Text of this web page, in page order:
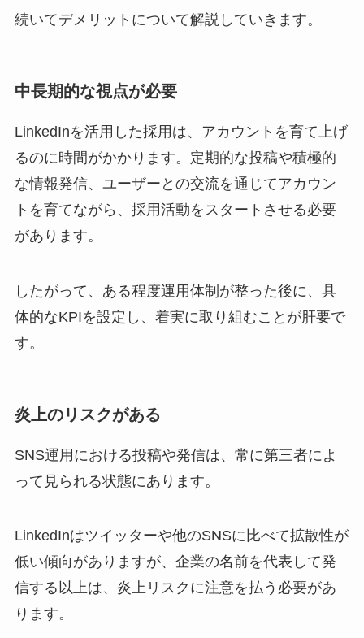
続いてデメリットについて解説していきます。
中長期的な視点が必要
LinkedInを活用した採用は、アカウントを育て上げ
るのに時間がかかります。定期的な投稿や積極的
な情報発信、ユーザーとの交流を通じてアカウン
トを育てながら、採用活動をスタートさせる必要
があります。
したがって、ある程度運用体制が整った後に、具
体的なKPIを設定し、着実に取り組むことが肝要で
す。
炎上のリスクがある
SNS運用における投稿や発信は、常に第三者によ
って見られる状態にあります。
LinkedInはツイッターや他のSNSに比べて拡散性が
低い傾向がありますが、企業の名前を代表して発
信する以上は、炎上リスクに注意を払う必要があ
ります。